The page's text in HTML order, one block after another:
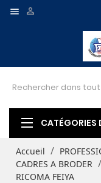
 
CATÉGORIES
Accueil
CADRES A BRODER
RICOMA FEIYA